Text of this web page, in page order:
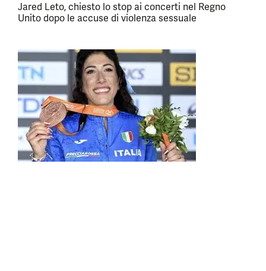
Jared Leto, chiesto lo stop ai concerti nel Regno
Unito dopo le accuse di violenza sessuale